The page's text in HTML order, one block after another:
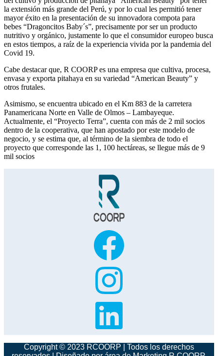
la extensión más grande del Perú, y por lo cual les permitió tener
mayor éxito en la presentación de su innovadora compota para
bebes “Dragoncitos Baby´s”, precisamente por ser un producto
nutritivo y orgánico, justamente lo que el consumidor europeo busca
en estos tiempos, a raíz de la experiencia vivida por la pandemia del
Covid 19.
Cabe destacar que, R COORP es una empresa que cultiva, procesa,
envasa y exporta pitahaya en su variedad “American Beauty” y
otros frutales.
Asimismo, se encuentra ubicado en el Km 883 de la carretera
Panamericana Norte en Valle de Olmos – Lambayeque.
Actualmente, el “Proyecto Terra”, cuenta con más de 2 mil socios
dentro de la cooperativa, que han apostado por este modelo de
negocio, y se estima que, al término de la siembra de todo el
proyecto que corresponde las 1, 100 hectáreas, se llegue más de 9
mil socios
Copyright © 2023 RCOORP | Todos los derechos